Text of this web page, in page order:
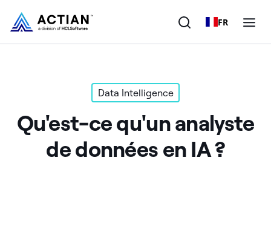
FR
Clients
Data Intelligence
Qu'est-ce qu'un analyste
de données en IA ?